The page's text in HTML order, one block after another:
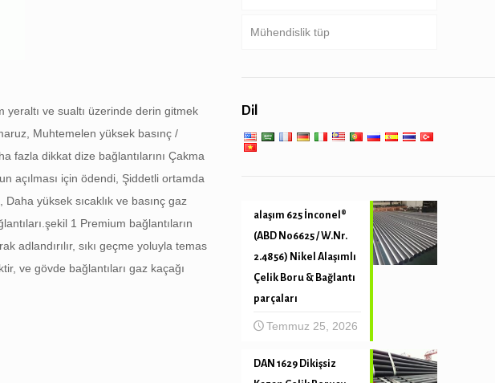
yeraltı ve sualtı üzerinde derin gitmek
Muhtemelen yüksek basınç /
fazla dikkat dize bağlantılarını Çakma
açılması için ödendi, Şiddetli ortamda
yüksek sıcaklık ve basınç gaz
şekil 1 Premium bağlantıların
adlandırılır, sıkı geçme yoluyla temas
ve gövde bağlantıları gaz kaçağı
Kazan, ısı eşanjörü,
Mühendislik tüp
Dil
alaşım 625 İnconel®
(ABD N06625 / W.Nr.
2.4856) Nikel Alaşımlı
Çelik Boru & Bağlantı
parçaları
Temmuz 25, 2026
DAN 1629 Dikişsiz